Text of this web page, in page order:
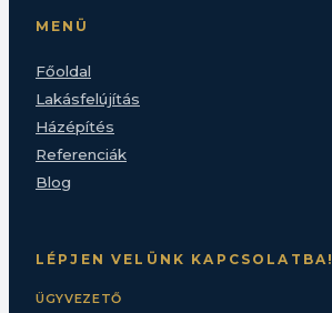
MENÜ
Főoldal
Lakásfelújítás
Házépítés
Referenciák
Blog
LÉPJEN VELÜNK KAPCSOLATBA!
ÜGYVEZETŐ